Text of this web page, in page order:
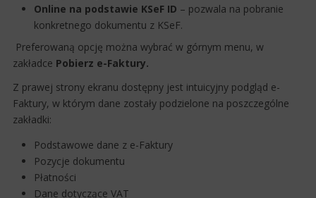
Online na podstawie KSeF ID – pozwala na pobranie
konkretnego dokumentu z KSeF.
Preferowaną opcję można wybrać w górnym menu, w
zakładce Pobierz e-Faktury.
Z prawej strony ekranu dostępny jest intuicyjny podgląd e-
Faktury, w którym dane zostały podzielone na poszczególne
zakładki:
Podstawowe dane z e-Faktury
Pozycje dokumentu
Płatności
Dane dotyczące VAT